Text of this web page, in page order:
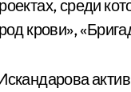
среди
крови»,